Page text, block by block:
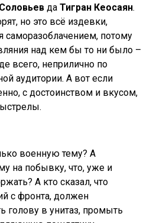
да Тигран Кеосаян.
но это всё издевки,
саморазоблачением, потому
над кем бы то ни было –
всего, неприлично по
аудитории. А вот если
с достоинством и вкусом,
военную тему? А
на побывку, что, уже и
А кто сказал, что
с фронта, должен
голову в унитаз, промыть